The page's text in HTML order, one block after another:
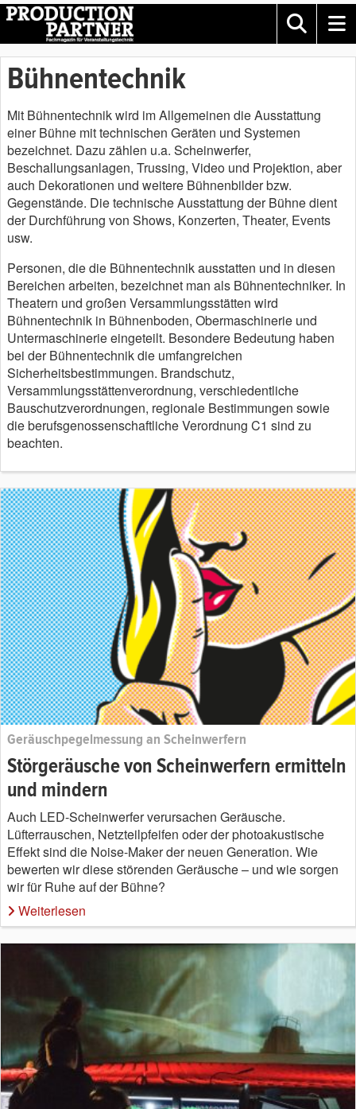
Bühnentechnik
Mit Bühnentechnik wird im Allgemeinen die Ausstattung
einer Bühne mit technischen Geräten und Systemen
bezeichnet. Dazu zählen u.a. Scheinwerfer,
Beschallungsanlagen, Trussing, Video und Projektion, aber
auch Dekorationen und weitere Bühnenbilder bzw.
Gegenstände. Die technische Ausstattung der Bühne dient
der Durchführung von Shows, Konzerten, Theater, Events
usw.
Personen, die die Bühnentechnik ausstatten und in diesen
Bereichen arbeiten, bezeichnet man als Bühnentechniker. In
Theatern und großen Versammlungsstätten wird
Bühnentechnik in Bühnenboden, Obermaschinerie und
Untermaschinerie eingeteilt. Besondere Bedeutung haben
bei der Bühnentechnik die umfangreichen
Sicherheitsbestimmungen. Brandschutz,
Versammlungsstättenverordnung, verschiedentliche
Bauschutzverordnungen, regionale Bestimmungen sowie
die berufsgenossenschaftliche Verordnung C1 sind zu
beachten.
Geräuschpegelmessung an Scheinwerfern
Störgeräusche von Scheinwerfern ermitteln
und mindern
Auch LED-Scheinwerfer verursachen Geräusche.
Lüfterrauschen, Netzteilpfeifen oder der photoakustische
Effekt sind die Noise-Maker der neuen Generation. Wie
bewerten wir diese störenden Geräusche – und wie sorgen
wir für Ruhe auf der Bühne?
Weiterlesen